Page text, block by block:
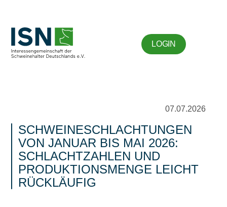
LOGIN
07.07.2026
SCHWEINESCHLACHTUNGEN
VON JANUAR BIS MAI 2026:
SCHLACHTZAHLEN UND
PRODUKTIONSMENGE LEICHT
RÜCKLÄUFIG